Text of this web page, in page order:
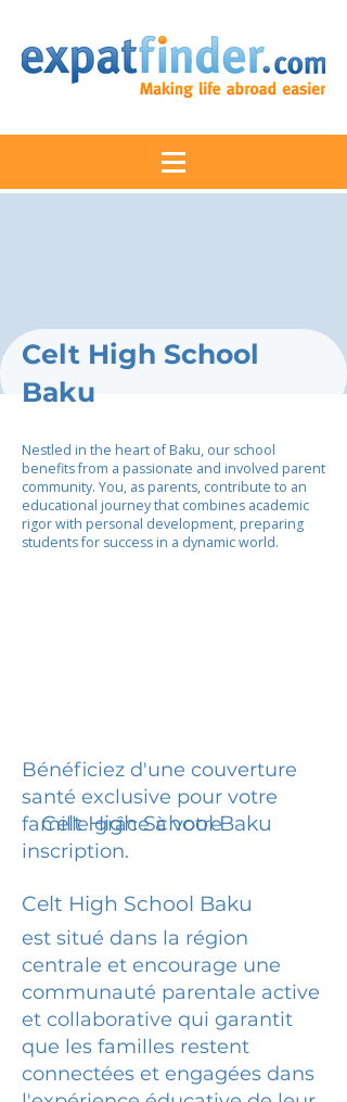
Celt High School
Baku
Nestled in the heart of Baku, our school
benefits from a passionate and involved parent
community. You, as parents, contribute to an
educational journey that combines academic
rigor with personal development, preparing
students for success in a dynamic world.
Bénéficiez d'une couverture
santé exclusive pour votre
famille grâce à votre
inscription.
Celt High School Baku
Celt High School Baku
est situé dans la région
centrale et encourage une
communauté parentale active
et collaborative qui garantit
que les familles restent
connectées et engagées dans